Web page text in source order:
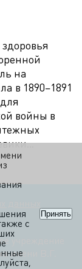
на
в 1890–1891
войны в
данных
учреждение
имени В.Г.
с
Принять